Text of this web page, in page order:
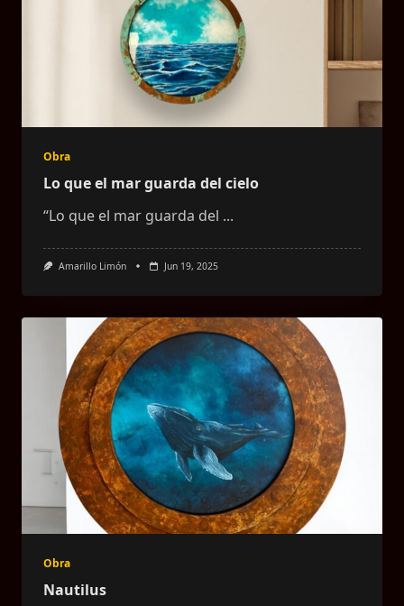
Obra
Lo que el mar guarda del cielo
“Lo que el mar guarda del ...
Amarillo Limón Jun 19, 2025
Obra
Nautilus